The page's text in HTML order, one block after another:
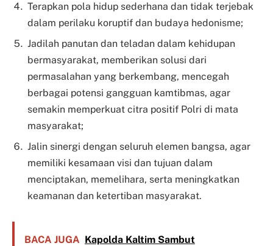
Terapkan pola hidup sederhana dan tidak terjebak
dalam perilaku koruptif dan budaya hedonisme;
Jadilah panutan dan teladan dalam kehidupan
bermasyarakat, memberikan solusi dari
permasalahan yang berkembang, mencegah
berbagai potensi gangguan kamtibmas, agar
semakin memperkuat citra positif Polri di mata
masyarakat;
Jalin sinergi dengan seluruh elemen bangsa, agar
memiliki kesamaan visi dan tujuan dalam
menciptakan, memelihara, serta meningkatkan
keamanan dan ketertiban masyarakat.
BACA JUGA Kapolda Kaltim Sambut